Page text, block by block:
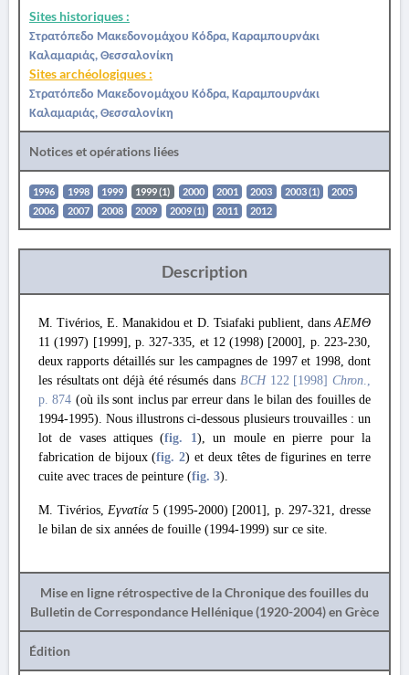
Sites historiques :
Στρατόπεδο Μακεδονομάχου Κόδρα, Καραμπουρνάκι
Καλαμαριάς, Θεσσαλονίκη
Sites archéologiques :
Στρατόπεδο Μακεδονομάχου Κόδρα, Καραμπουρνάκι
Καλαμαριάς, Θεσσαλονίκη
Notices et opérations liées
1996 1998 1999 1999 (1) 2000 2001 2003 2003 (1)
2005
2006
2007 2008 2009 2009 (1) 2011 2012
Description
M. Tivérios, E. Manakidou et D. Tsiafaki publient, dansΑΕΜΘ
11 (1997) [1999], p. 327-335, et 12 (1998) [2000], p. 223-230,
deux rapports détaillés sur les campagnes de 1997 et 1998, dont
les résultats ont déjà été résumés dans BCH 122 [1998]Chron.,
p. 874 (où ils sont inclus par erreur dans le bilan des fouilles de
1994-1995). Nous illustrons ci-dessous plusieurs trouvailles : un
lot de vases attiques (fig. 1), un moule en pierre pour la
fabrication de bijoux (fig. 2) et deux têtes de figurines en terre
cuite avec traces de peinture (fig. 3).
M. Tivérios,Εγνατία 5 (1995-2000) [2001], p. 297-321, dresse
le bilan de six années de fouille (1994-1999) sur ce site.
Mise en ligne rétrospective de la Chronique des fouilles du
Bulletin de Correspondance Hellénique (1920-2004) en Grèce
Édition